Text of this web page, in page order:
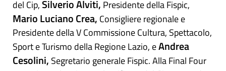
del Cip,Silverio Alviti, Presidente della Fispic,
Mario Luciano Crea, Consigliere regionale e
Presidente della V Commissione Cultura, Spettacolo,
Sport e Turismo della Regione Lazio, eAndrea
Cesolini, Segretario generale Fispic. Alla Final Four